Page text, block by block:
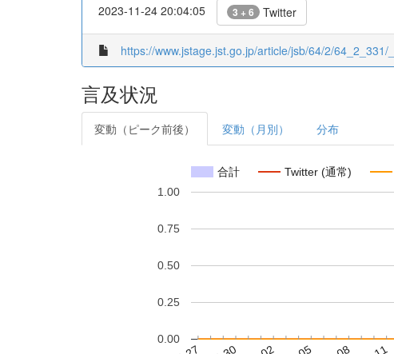
2023-11-24 20:04:05 3 + 6 Twitter
https://www.jstage.jst.go.jp/article/jsb/64/2/64_2_331/
言及状況
変動（ピーク前後） 変動（月別） 分布
合計 Twitter (通常)
0.00
0.25
0.50
0.75
1.00